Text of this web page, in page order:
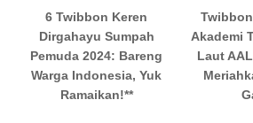
6 Twibbon Keren
Dirgahayu Sumpah
Pemuda 2024: Bareng
Warga Indonesia, Yuk
Ramaikan!**
Akademi
Laut